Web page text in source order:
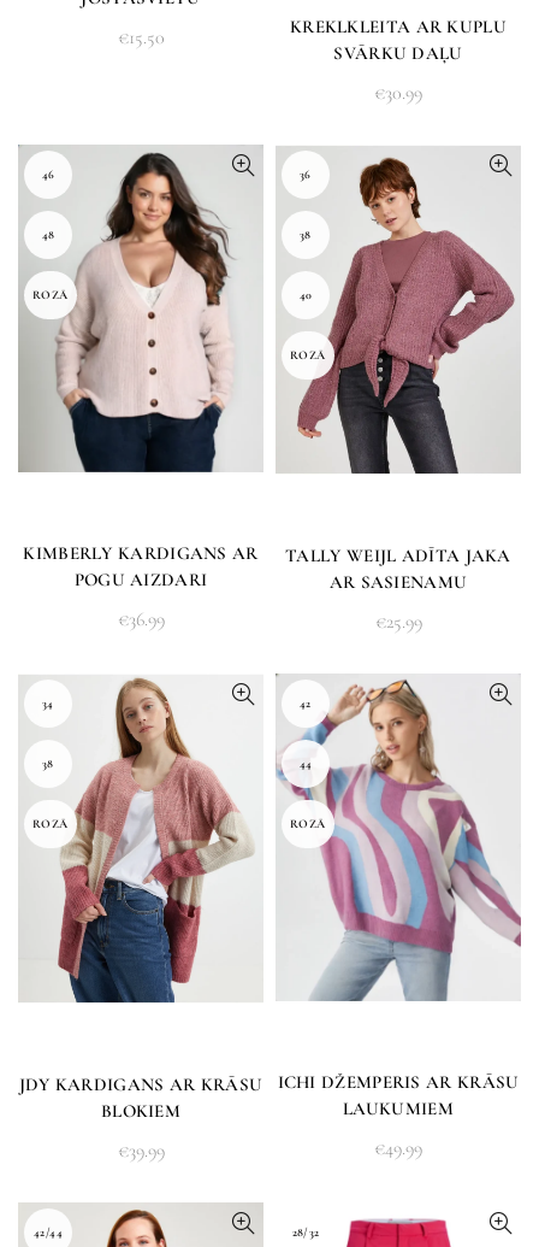
€15.50
KREKLKLEITA AR KUPLU
SVĀRKU DAĻU
€30.99
46
48
ROZĀ
KIMBERLY KARDIGANS AR
POGU AIZDARI
€36.99
36
38
40
ROZĀ
TALLY WEIJL ADĪTA JAKA
AR SASIENAMU
€25.99
34
38
ROZĀ
JDY KARDIGANS AR KRĀSU
BLOKIEM
€39.99
42
44
ROZĀ
ICHI DŽEMPERIS AR KRĀSU
LAUKUMIEM
€49.99
42/44 28/32